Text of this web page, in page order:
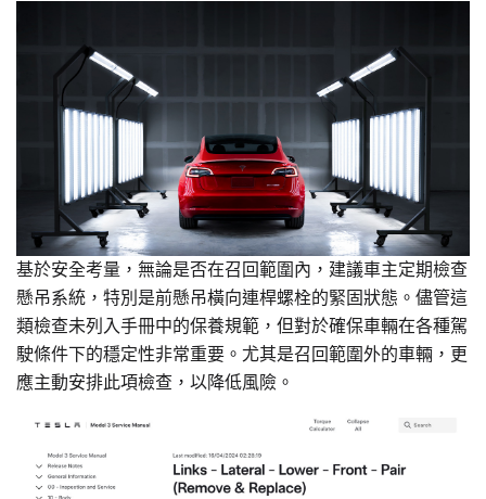
基於安全考量，無論是否在召回範圍內，建議車主定期檢查
懸吊系統，特別是前懸吊橫向連桿螺栓的緊固狀態。儘管這
類檢查未列入手冊中的保養規範，但對於確保車輛在各種駕
駛條件下的穩定性非常重要。尤其是召回範圍外的車輛，更
應主動安排此項檢查，以降低風險。